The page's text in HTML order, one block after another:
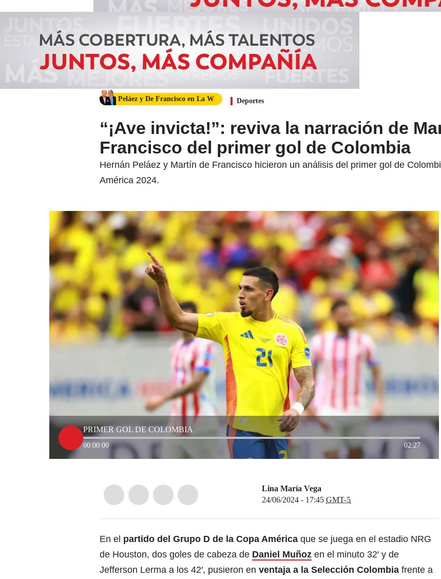
Peláez y De Francisco en La W Deportes
“¡Ave invicta!”: reviva la narración de
Francisco del primer gol de Colombia
Hernán Peláez y Martín de Francisco hicieron un análisis del primer gol de
América 2024.
PRIMER GOL DE COLOMBIA
00:00:00 02:27
Lina María Vega
24/06/2024 - 17:45 GMT-5
En el partido del Grupo D de la Copa América que se juega en el estadio NRG
de Houston, dos goles de cabeza de Daniel Muñoz en el minuto 32′ y de
Jefferson Lerma a los 42′, pusieron en ventaja a la Selección Colombia frente a